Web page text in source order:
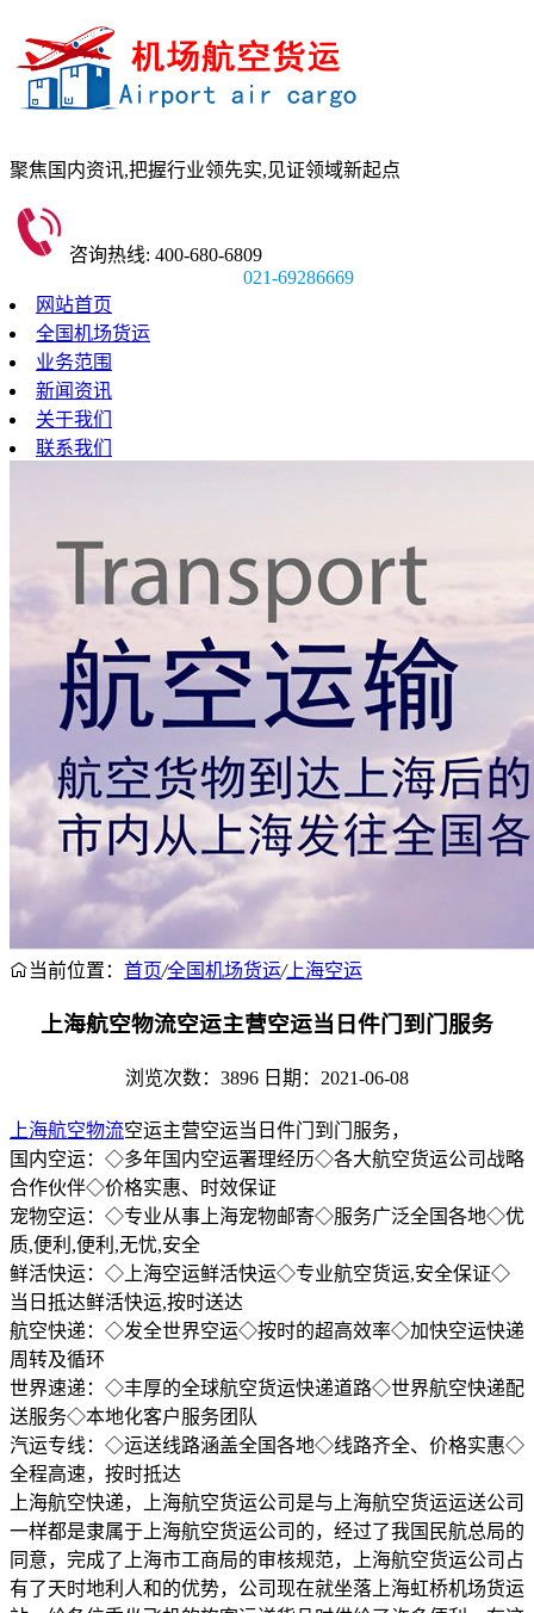
聚焦国内资讯,把握行业领先实,见证领域新起点
咨询热线: 400-680-6809
021-69286669
网站首页
全国机场货运
业务范围
新闻资讯
关于我们
联系我们
当前位置： 首页/全国机场货运/上海空运
上海航空物流空运主营空运当日件门到门服务
浏览次数：3896 日期：2021-06-08
上海航空物流空运主营空运当日件门到门服务，
国内空运：◇多年国内空运署理经历◇各大航空货运公司战略
合作伙伴◇价格实惠、时效保证
宠物空运：◇专业从事上海宠物邮寄◇服务广泛全国各地◇优
质,便利,便利,无忧,安全
鲜活快运：◇上海空运鲜活快运◇专业航空货运,安全保证◇
当日抵达鲜活快运,按时送达
航空快递：◇发全世界空运◇按时的超高效率◇加快空运快递
周转及循环
世界速递：◇丰厚的全球航空货运快递道路◇世界航空快递配
送服务◇本地化客户服务团队
汽运专线：◇运送线路涵盖全国各地◇线路齐全、价格实惠◇
全程高速，按时抵达
上海航空快递，上海航空货运公司是与上海航空货运运送公司
一样都是隶属于上海航空货运公司的，经过了我国民航总局的
同意，完成了上海市工商局的审核规范，上海航空货运公司占
有了天时地利人和的优势，公司现在就坐落上海虹桥机场货运